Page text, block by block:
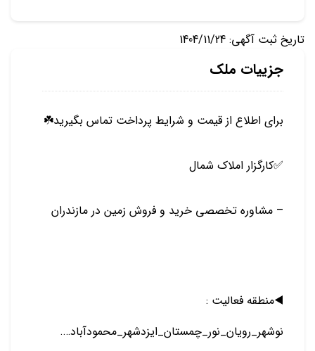
تاریخ ثبت آگهی: 1404/11/24
جزییات ملک
برای اطلاع از قیمت و شرایط پرداخت تماس بگیرید☘️
✅️کارگزار املاک شمال
– مشاوره تخصصی خرید و فروش زمین در مازندران
◀️منطقه فعالیت :
نوشهر_رویان_نور_چمستان_ایزدشهر_محمودآباد….